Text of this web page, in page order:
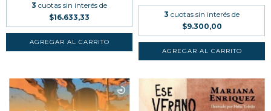
3 cuotas sin interés de
$16.633,33
3 cuotas sin interés de
$9.300,00